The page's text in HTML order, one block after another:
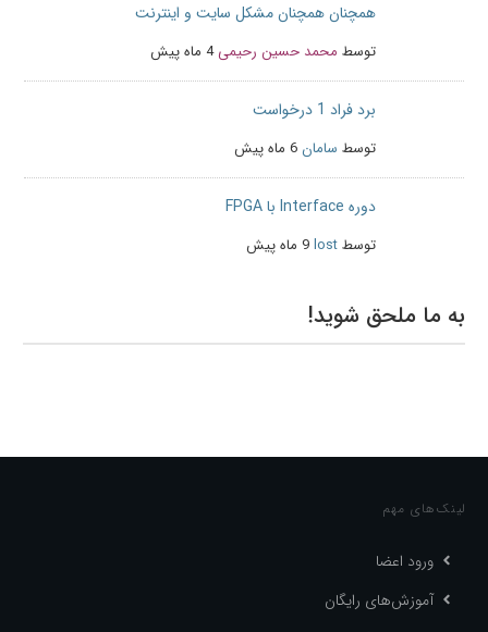
همچنان همچنان مشکل سایت و اینترنت
توسط محمد حسین رحیمی4 ماه پیش
برد فراد 1 درخواست
توسط سامان6 ماه پیش
دوره Interface با FPGA
توسطlost9 ماه پیش
به ما ملحق شوید!
لینک‌های مهم
ورود اعضا
آموزش‌های رایگان